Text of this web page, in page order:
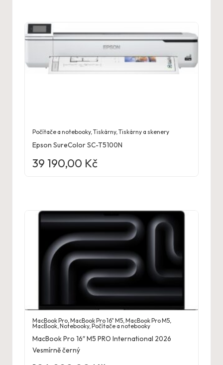
Počítače a notebooky,Tiskárny,Tiskárny a skenery
Epson SureColor SC-T5100N
39 190,00 Kč
MacBook Pro ,MacBook Pro 16" M5 ,MacBook Pro M5
MacBook ,Notebooky,Počítače a notebooky
MacBook Pro 16″ M5 PRO International 2026
Vesmírně černý